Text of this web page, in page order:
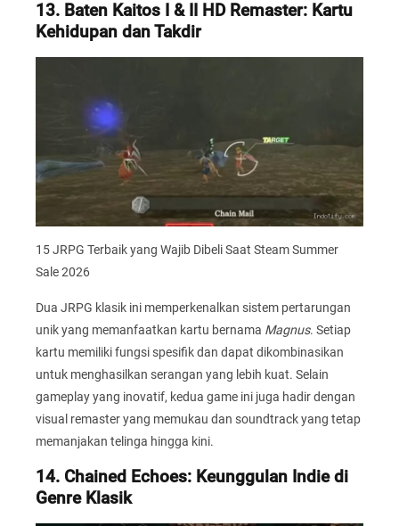
13. Baten Kaitos I & II HD Remaster: Kartu
Kehidupan dan Takdir
15 JRPG Terbaik yang Wajib Dibeli Saat Steam Summer
Sale 2026
Dua JRPG klasik ini memperkenalkan sistem pertarungan
unik yang memanfaatkan kartu bernama Magnus. Setiap
kartu memiliki fungsi spesifik dan dapat dikombinasikan
untuk menghasilkan serangan yang lebih kuat. Selain
gameplay yang inovatif, kedua game ini juga hadir dengan
visual remaster yang memukau dan soundtrack yang tetap
memanjakan telinga hingga kini.
14. Chained Echoes: Keunggulan Indie di
Genre Klasik